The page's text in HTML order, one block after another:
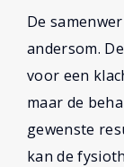
De
andersom.
voor een
maar de
gewenste
kan de